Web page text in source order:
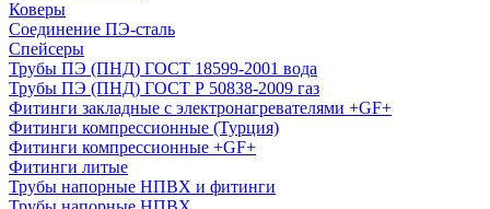
Коверы
Соединение ПЭ-сталь
Спейсеры
Трубы ПЭ (ПНД) ГОСТ 18599-2001 вода
Трубы ПЭ (ПНД) ГОСТ Р 50838-2009 газ
Фитинги закладные с электронагревателями +GF+
Фитинги компрессионные (Турция)
Фитинги компрессионные +GF+
Фитинги литые
Трубы напорные НПВХ и фитинги